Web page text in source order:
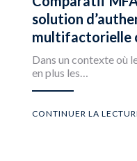
solution
multifactorielle
Dans un contexte où
en plus les…
CONTINUER LA